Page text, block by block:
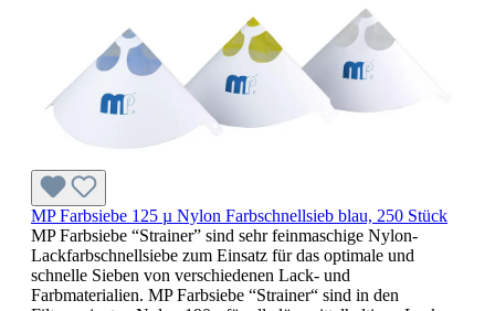
MP Farbsiebe 125 µ Nylon Farbschnellsieb blau, 250 Stück
MP Farbsiebe “Strainer” sind sehr feinmaschige Nylon-
Lackfarbschnellsiebe zum Einsatz für das optimale und
schnelle Sieben von verschiedenen Lack- und
Farbmaterialien. MP Farbsiebe “Strainer“ sind in den